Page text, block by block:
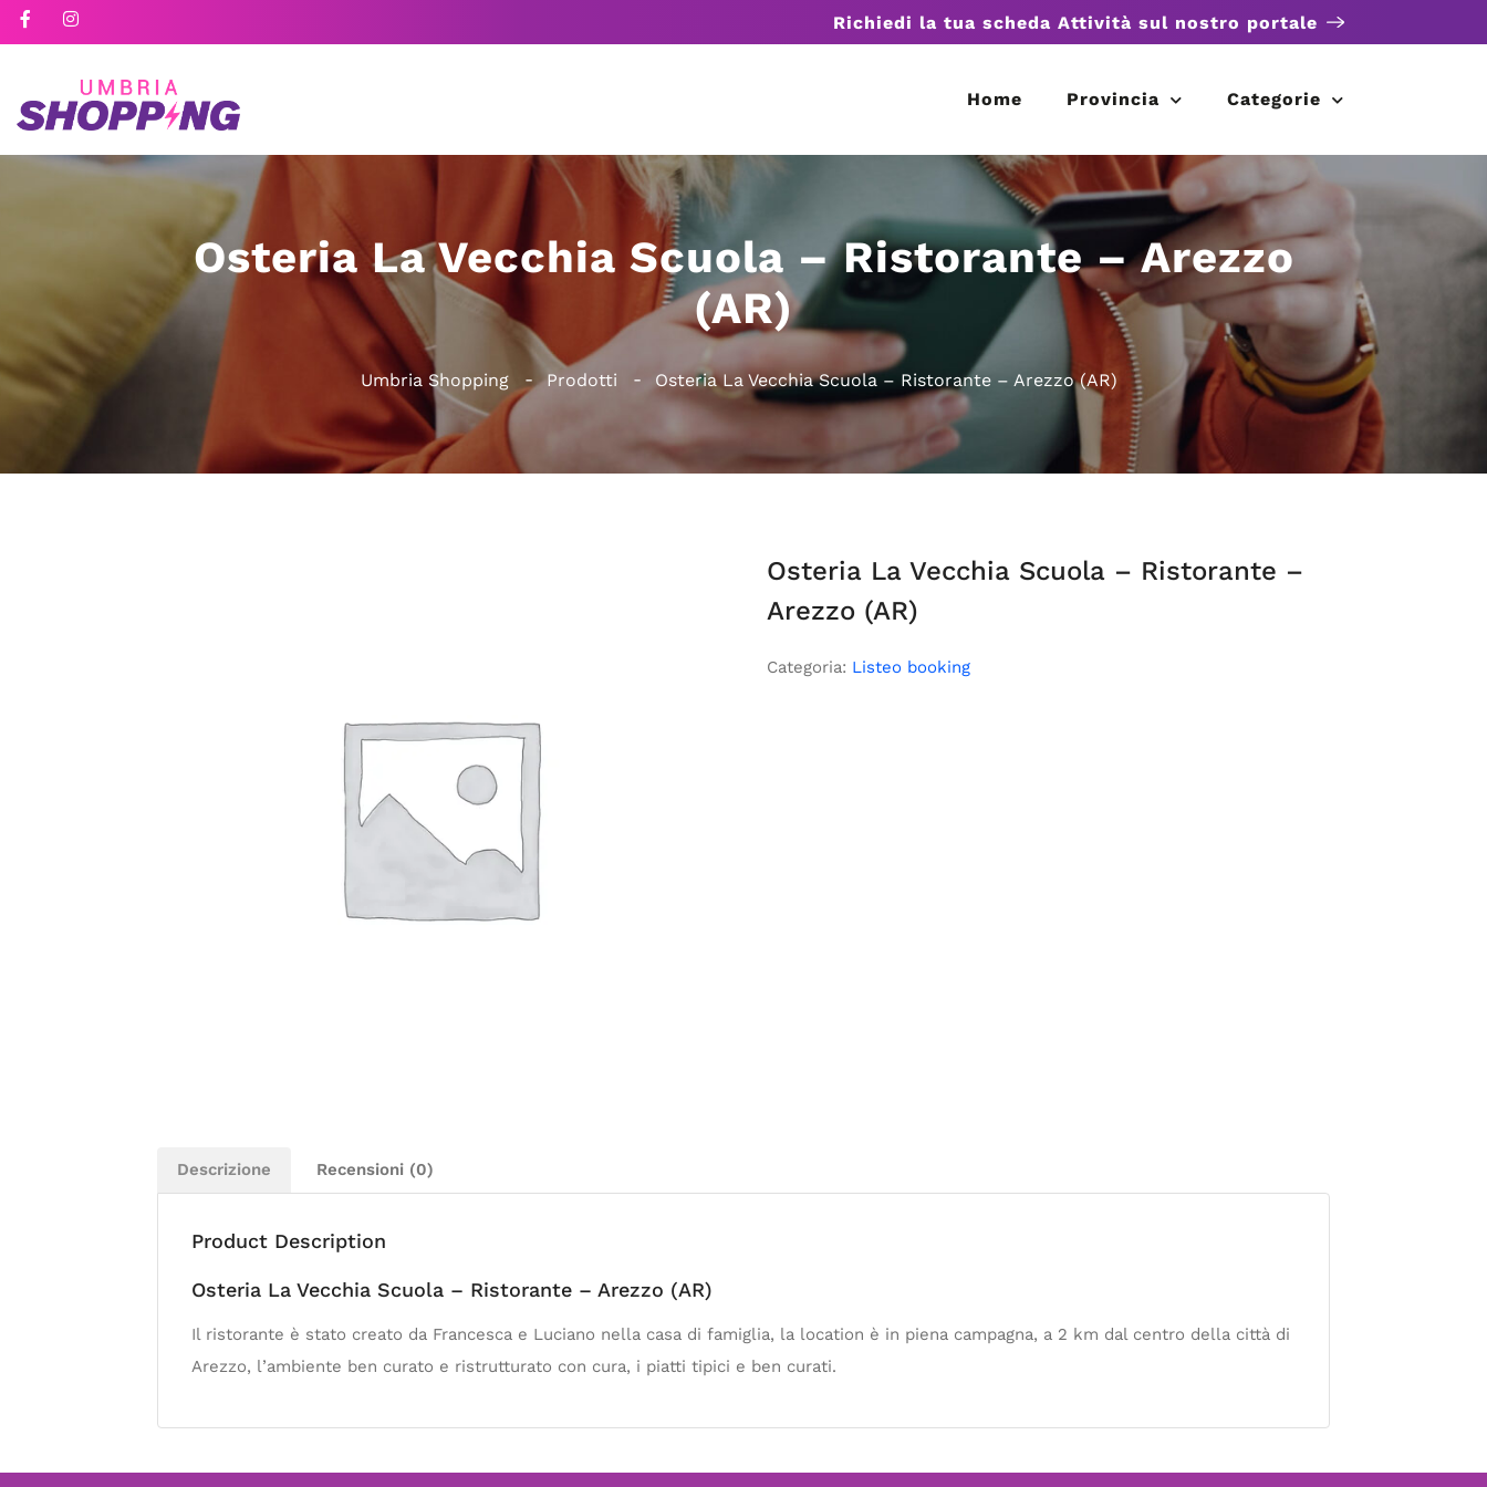
Richiedi la tua scheda Attività sul nostro portale
Home Provincia Categorie
Osteria La Vecchia Scuola – Ristorante – Arezzo
(AR)
Umbria Shopping Prodotti Osteria La Vecchia Scuola – Ristorante – Arezzo (AR)
Osteria La Vecchia Scuola – Ristorante –
Arezzo (AR)
Categoria: Listeo booking
Descrizione Recensioni (0)
Product Description
Osteria La Vecchia Scuola – Ristorante – Arezzo (AR)
Il ristorante è stato creato da Francesca e Luciano nella casa di famiglia, la location è in piena campagna, a 2 km dal centro della città di
Arezzo, l’ambiente ben curato e ristrutturato con cura, i piatti tipici e ben curati.